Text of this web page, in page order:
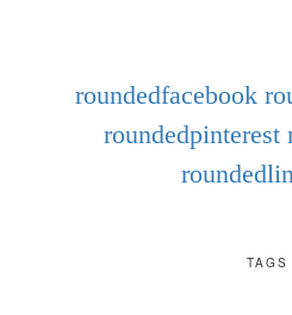
roundedfacebook
roundedpinterest
TAGS